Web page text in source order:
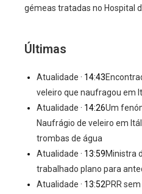
gémeas tratadas no Hospital
Últimas
Atualidade · 14:43
veleiro que naufragou em
Atualidade · 14:26Um
Naufrágio de veleiro em
trombas de água
Atualidade · 13:59Ministra
trabalhado plano para
Atualidade · 13:52PRR